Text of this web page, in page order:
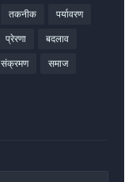
तकनीक पर्यावरण
प्रेरणा बदलाव
संक्रमण समाज